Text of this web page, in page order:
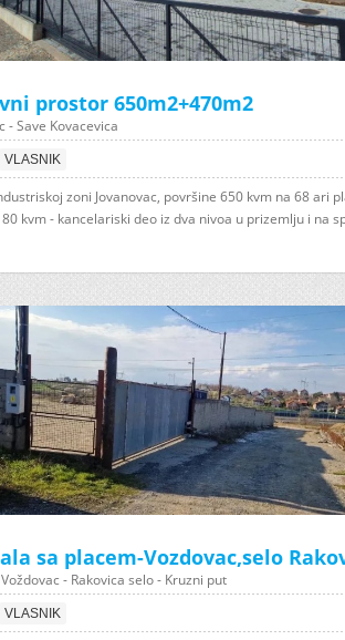
prostor 650m2+470m2
Save Kovacevica
VLASNIK
zoni Jovanovac, površine 650 kvm na 68 ari
kvm - kancelariski deo iz dva nivoa u prizemlju i na
sa placem-Vozdovac,selo
- Rakovica selo - Kruzni put
VLASNIK